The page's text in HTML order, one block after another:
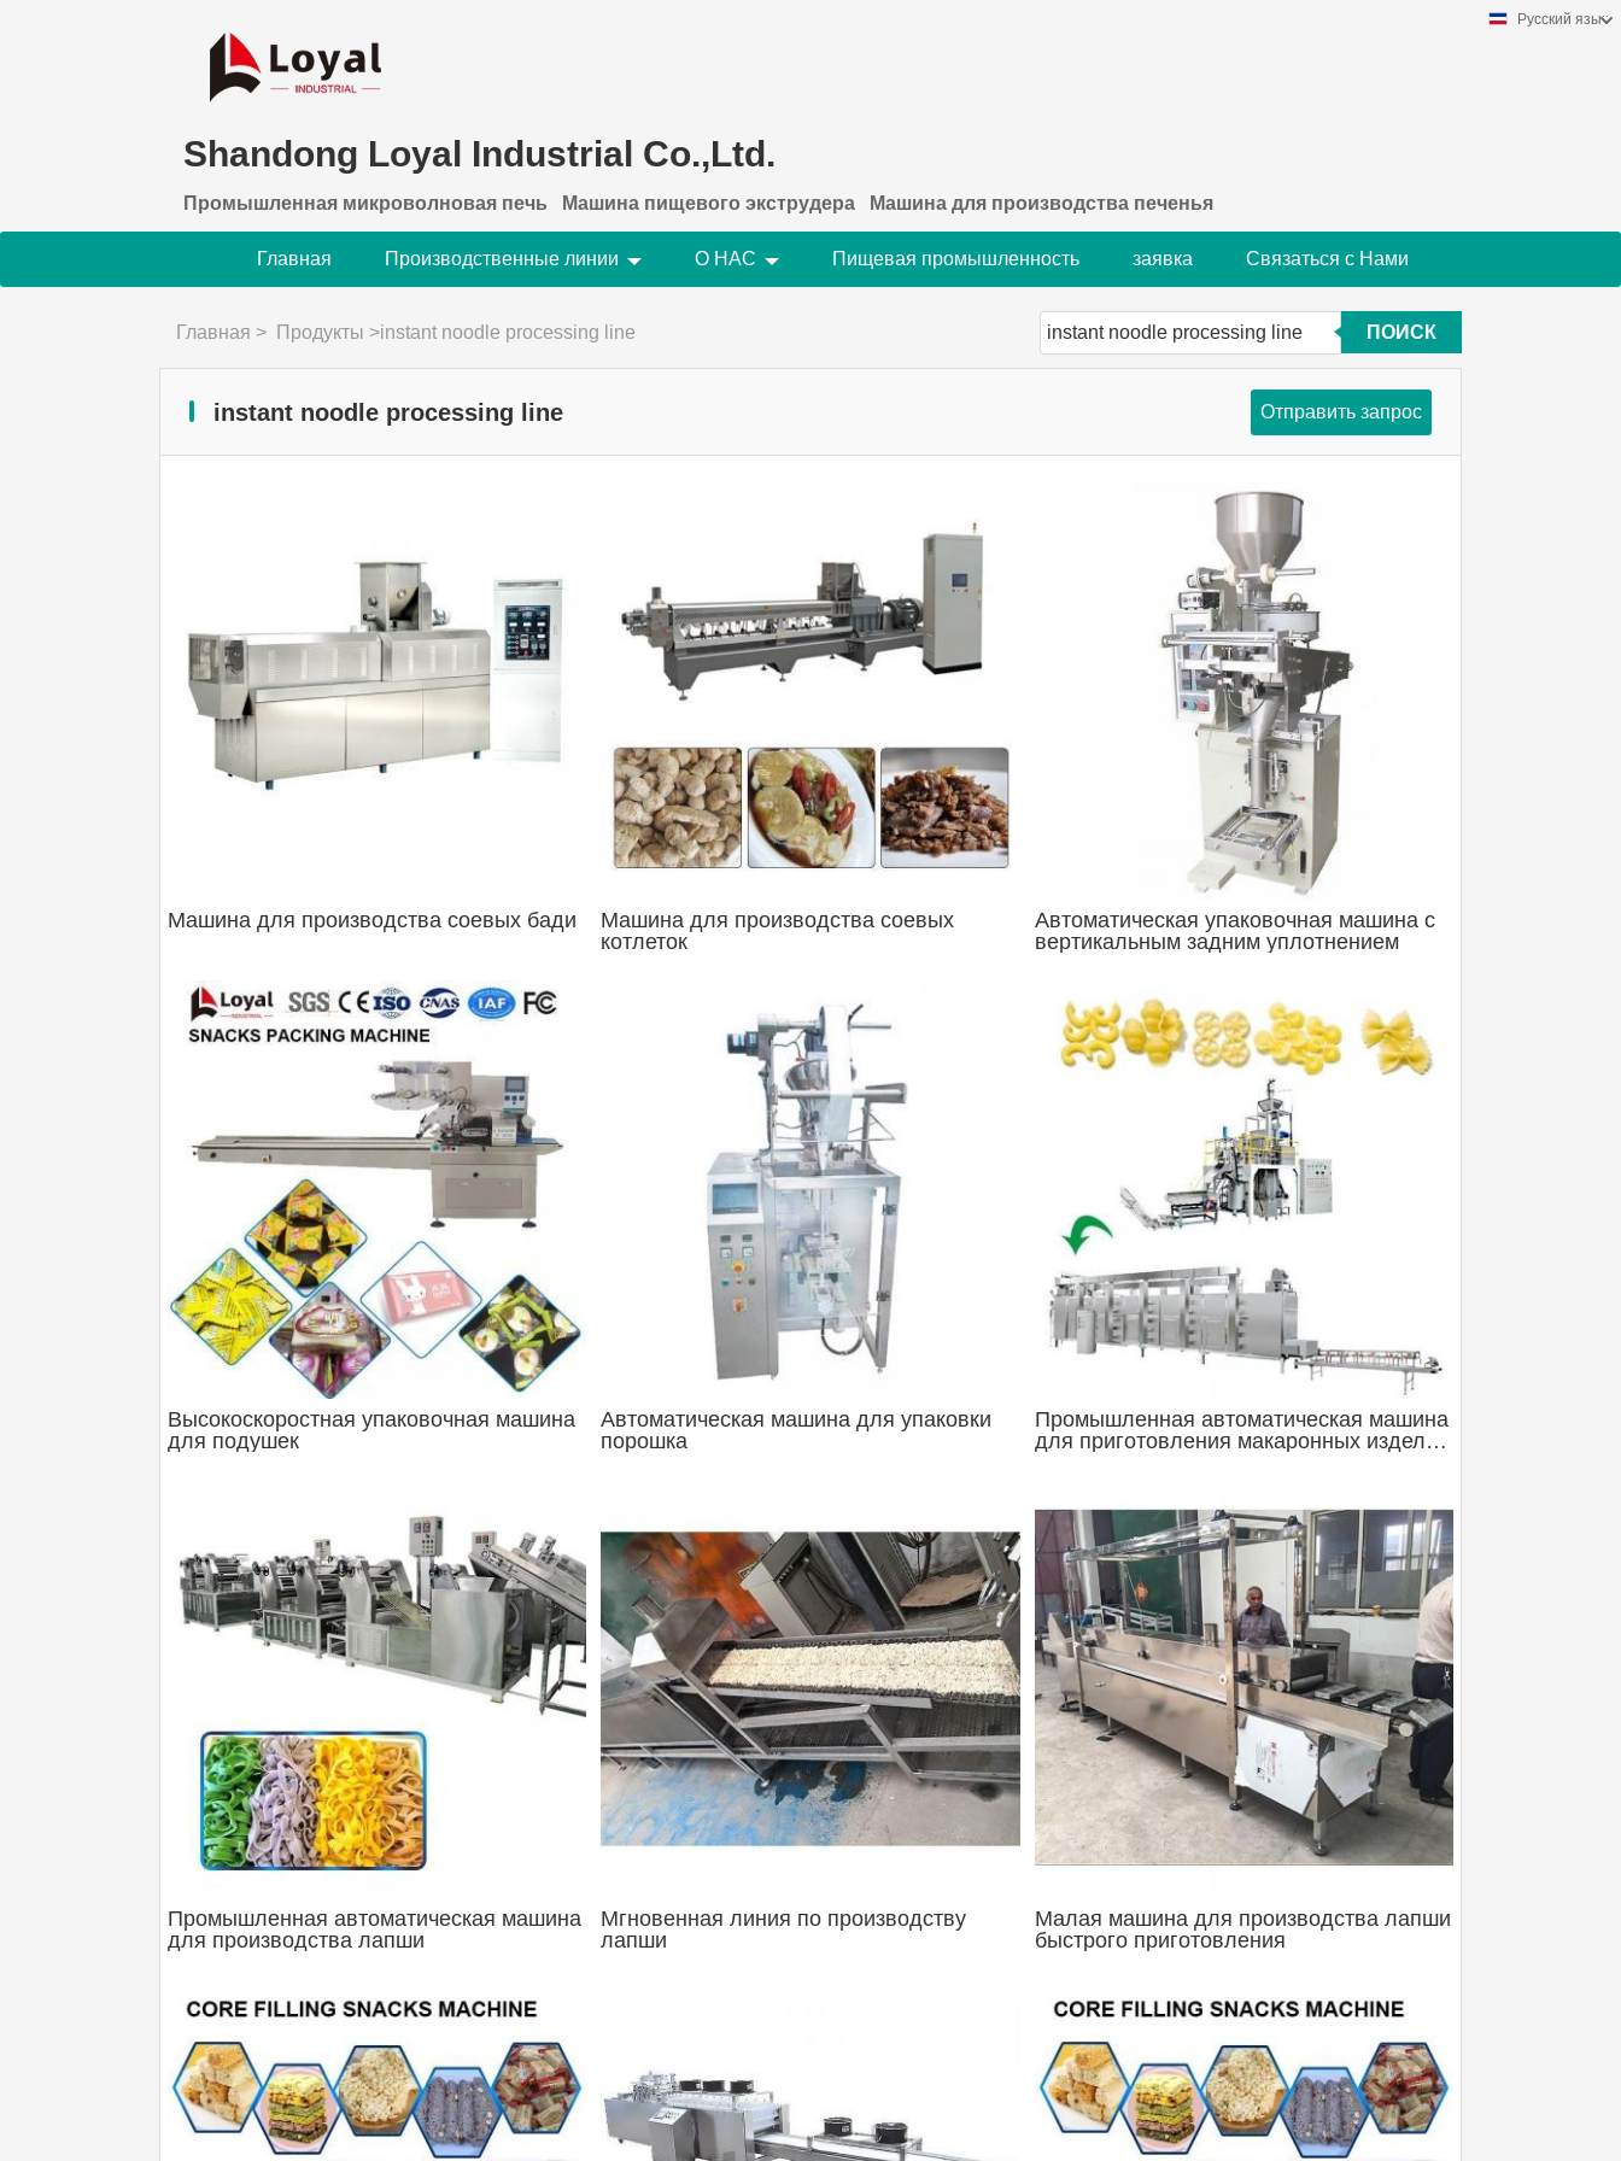
Shandong Loyal Industrial Co.,Ltd.
Промышленная микроволновая печь Машина пищевого экструдера Машина для производства печенья
Русский язык
Главная Производственные линии О НАС Пищевая промышленность заявка Связаться с Нами
Главная > Продукты >instant noodle processing line ПОИСК
instant noodle processing line Отправить запрос
Машина для производства соевых бади
Машина для производства соевых
котлеток
Автоматическая упаковочная машина с
вертикальным задним уплотнением
Высокоскоростная упаковочная машина
для подушек
Автоматическая машина для упаковки
порошка
Промышленная автоматическая машина
для приготовления макаронных изделий
Промышленная автоматическая машина
для производства лапши
Мгновенная линия по производству
лапши
Малая машина для производства лапши
быстрого приготовления